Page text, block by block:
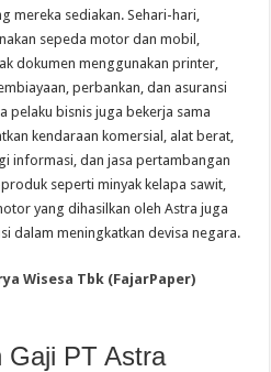
mereka sediakan. Sehari-hari,
sepeda motor dan mobil,
dokumen menggunakan printer,
perbankan, dan asuransi
pelaku bisnis juga bekerja sama
kendaraan komersial, alat berat,
informasi, dan jasa pertambangan
seperti minyak kelapa sawit,
yang dihasilkan oleh Astra juga
dalam meningkatkan devisa negara.
Wisesa Tbk (FajarPaper)
Gaji PT Astra